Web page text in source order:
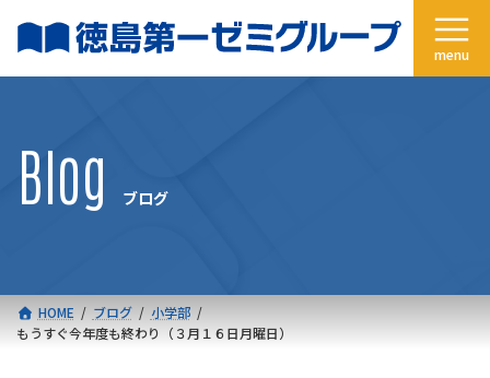
ン
ー
Blog ブログ
HOME ブログ
小学部
もうすぐ今年度も終わり（３月１６日月曜日）